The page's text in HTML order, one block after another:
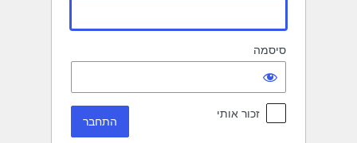
סיסמה
זכור אותי